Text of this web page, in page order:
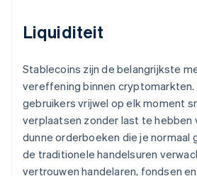
Liquiditeit
Stablecoins zijn de belangrijkste
vereffening binnen
gebruikers vrijwel op elk moment
verplaatsen zonder last te hebben
dunne orderboeken die je normaal
de traditionele handelsuren
vertrouwen handelaren, fondsen